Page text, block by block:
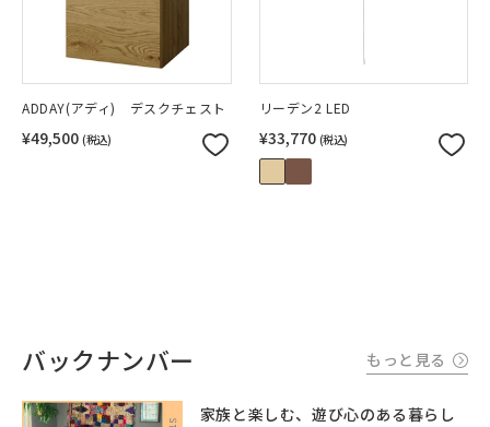
ADDAY(アディ) デスクチェスト
¥49,500 (税込)
リーデン2 LED
¥33,770 (税込)
バックナンバー もっと見る
家族と楽しむ、遊び心のある暮らし